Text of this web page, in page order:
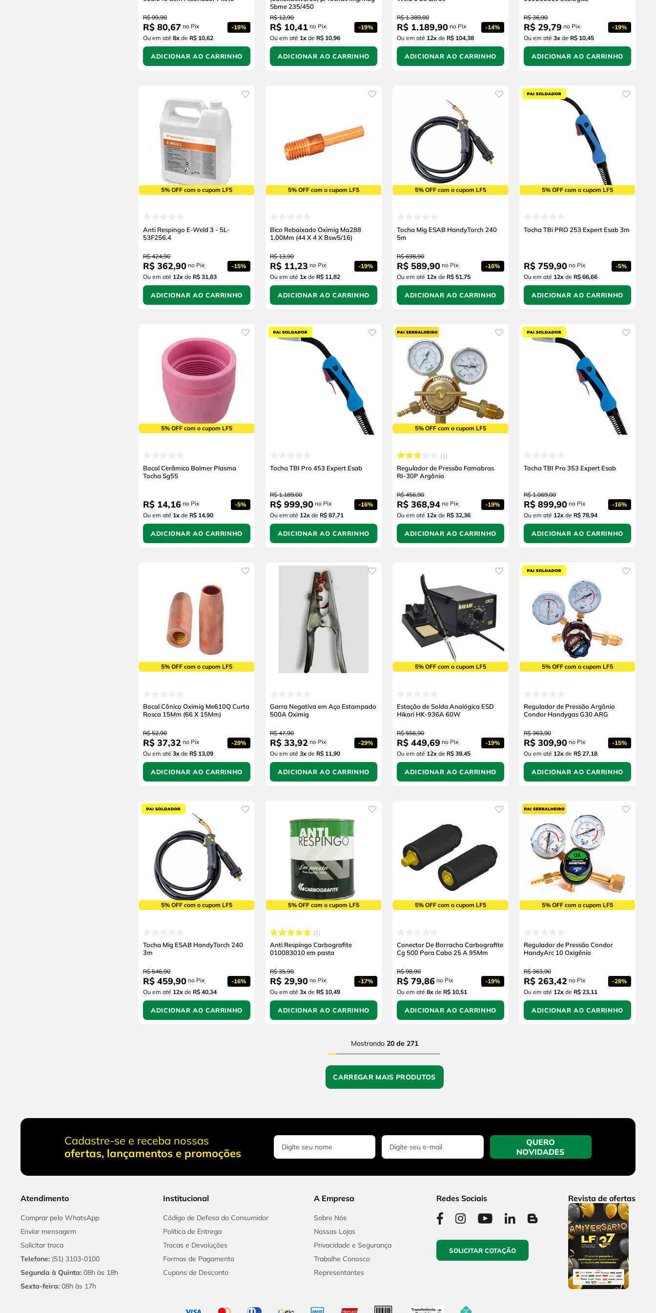
R$ 99,90
R$ 80,67 no Pix -19%
Ou em até 8x de R$ 10,62
ADICIONAR AO CARRINHO
Sbme 235/450
R$ 12,90
R$ 10,41 no Pix -19%
Ou em até 1x de R$ 10,96
ADICIONAR AO CARRINHO
R$ 1.389,00
R$ 1.189,90 no Pix -14%
Ou em até 12x de R$ 104,38
ADICIONAR AO CARRINHO
R$ 36,90
R$ 29,79 no Pix -19%
Ou em até 3x de R$ 10,45
ADICIONAR AO CARRINHO
5% OFF com o cupom LF5
Anti Respingo E-Weld 3 - 5L-
53F256.4
R$ 424,90
R$ 362,90 no Pix -15%
Ou em até 12x de R$ 31,83
ADICIONAR AO CARRINHO
5% OFF com o cupom LF5
Bico Rebaixado Oximig Ma288
1,00Mm (44 X 4 X Bsw5/16)
R$ 13,90
R$ 11,23 no Pix -19%
Ou em até 1x de R$ 11,82
ADICIONAR AO CARRINHO
5% OFF com o cupom LF5
Tocha Mig ESAB HandyTorch 240
5m
R$ 698,90
R$ 589,90 no Pix -16%
Ou em até 12x de R$ 51,75
ADICIONAR AO CARRINHO
5% OFF com o cupom LF5
Tocha TBi PRO 253 Expert Esab 3m
R$ 759,90 no Pix -5%
Ou em até 12x de R$ 66,66
ADICIONAR AO CARRINHO
5% OFF com o cupom LF5
Bocal Cerâmico Balmer Plasma
Tocha Sg55
R$ 14,16 no Pix -5%
Ou em até 1x de R$ 14,90
ADICIONAR AO CARRINHO
Tocha TBI Pro 453 Expert Esab
R$ 1.189,00
R$ 999,90 no Pix -16%
Ou em até 12x de R$ 87,71
ADICIONAR AO CARRINHO
5% OFF com o cupom LF5
1
Regulador de Pressão Famabras
RI-30P Argônio
R$ 456,90
R$ 368,94 no Pix -19%
Ou em até 12x de R$ 32,36
ADICIONAR AO CARRINHO
Tocha TBI Pro 353 Expert Esab
R$ 1.069,00
R$ 899,90 no Pix -16%
Ou em até 12x de R$ 78,94
ADICIONAR AO CARRINHO
5% OFF com o cupom LF5
Bocal Cônico Oximig Me610Q Curta
Rosca 15Mm (66 X 15Mm)
R$ 52,90
R$ 37,32 no Pix -29%
Ou em até 3x de R$ 13,09
ADICIONAR AO CARRINHO
Garra Negativa em Aço Estampado
500A Oximig
R$ 47,90
R$ 33,92 no Pix -29%
Ou em até 3x de R$ 11,90
ADICIONAR AO CARRINHO
5% OFF com o cupom LF5
Estação de Solda Analógica ESD
Hikari HK-936A 60W
R$ 556,90
R$ 449,69 no Pix -19%
Ou em até 12x de R$ 39,45
ADICIONAR AO CARRINHO
5% OFF com o cupom LF5
Regulador de Pressão Argônio
Condor Handygas G30 ARG
R$ 363,90
R$ 309,90 no Pix -15%
Ou em até 12x de R$ 27,18
ADICIONAR AO CARRINHO
5% OFF com o cupom LF5
Tocha Mig ESAB HandyTorch 240
3m
R$ 546,90
R$ 459,90 no Pix -16%
Ou em até 12x de R$ 40,34
ADICIONAR AO CARRINHO
5% OFF com o cupom LF5
1
Anti Respingo Carbografite
010083010 em pasta
R$ 35,90
R$ 29,90 no Pix -17%
Ou em até 3x de R$ 10,49
ADICIONAR AO CARRINHO
5% OFF com o cupom LF5
Conector De Borracha Carbografite
Cg 500 Para Cabo 25 A 95Mm
R$ 98,90
R$ 79,86 no Pix -19%
Ou em até 8x de R$ 10,51
ADICIONAR AO CARRINHO
5% OFF com o cupom LF5
Regulador de Pressão Condor
HandyArc 10 Oxigênio
R$ 363,90
R$ 263,42 no Pix -28%
Ou em até 12x de R$ 23,11
ADICIONAR AO CARRINHO
Mostrando 20 de 271
Cadastre-se e receba nossas
ofertas, lançamentos e promoções
QUERO
NOVIDADES
Atendimento
Comprar pelo WhatsApp
Enviar mensagem
Solicitar troca
Telefone: (51) 3103-0100
Segunda à Quinta: 08h às 18h
Sexta-feira: 08h às 17h
Institucional
Código de Defesa do Consumidor
Política de Entrega
Trocas e Devoluções
Formas de Pagamento
Cupons de Desconto
A Empresa
Sobre Nós
Nossas Lojas
Privacidade e Segurança
Trabalhe Conosco
Representantes
Redes Sociais
SOLICITAR COTAÇÃO
Revista de ofertas